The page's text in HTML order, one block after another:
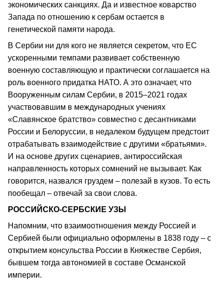
экономических санкциях. Да и известное коварство
Запада по отношению к сербам остается в
генетической памяти народа.
В Сербии ни для кого не является секретом, что ЕС
ускоренными темпами развивает собственную
военную составляющую и практически соглашается на
роль военного придатка НАТО. А это означает, что
Вооруженным силам Сербии, в 2015–2021 годах
участвовавшим в международных учениях
«Славянское братство» совместно с десантниками
России и Белоруссии, в недалеком будущем предстоит
отрабатывать взаимодействие с другими «братьями».
И на основе других сценариев, антироссийская
направленность которых сомнений не вызывает. Как
говорится, назвался груздем – полезай в кузов. То есть
пообещал – отвечай за свои слова.
РОССИЙСКО-СЕРБСКИЕ УЗЫ
Напомним, что взаимоотношения между Россией и
Сербией были официально оформлены в 1838 году – с
открытием консульства России в Княжестве Сербия,
бывшем тогда автономией в составе Османской
империи.